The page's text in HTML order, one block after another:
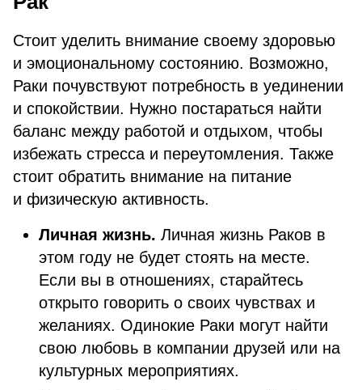
Стоит уделить внимание своему здоровью
и эмоциональному состоянию. Возможно,
Раки почувствуют потребность в уединении
и спокойствии. Нужно постараться найти
баланс между работой и отдыхом, чтобы
избежать стресса и переутомления. Также
стоит обратить внимание на питание
и физическую активность.
Личная жизнь. Личная жизнь Раков в
этом году не будет стоять на месте.
Если вы в отношениях, старайтесь
открыто говорить о своих чувствах и
желаниях. Одинокие Раки могут найти
свою любовь в компании друзей или на
культурных мероприятиях.